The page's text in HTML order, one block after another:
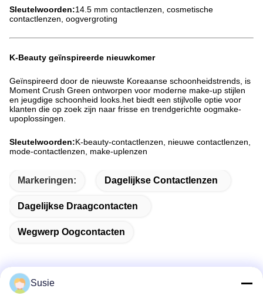
Sleutelwoorden:14.5 mm contactlenzen, cosmetische
contactlenzen, oogvergroting
K-Beauty geïnspireerde nieuwkomer
Geïnspireerd door de nieuwste Koreaanse schoonheidstrends, is
Moment Crush Green ontworpen voor moderne make-up stijlen
en jeugdige schoonheid looks.het biedt een stijlvolle optie voor
klanten die op zoek zijn naar frisse en trendgerichte oogmake-
upoplossingen.
Sleutelwoorden:K-beauty-contactlenzen, nieuwe contactlenzen,
mode-contactlenzen, make-uplenzen
Markeringen: Dagelijkse Contactlenzen
Dagelijkse Draagcontacten
Wegwerp Oogcontacten
Susie